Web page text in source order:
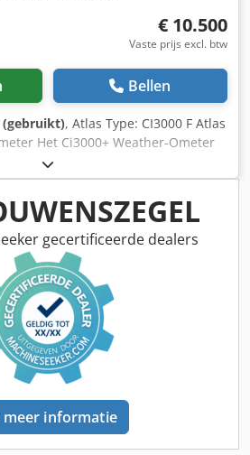
€ 10.500
Vaste prijs excl. btw
Bellen
, Atlas Type: CI3000 F Atlas
Het Ci3000+ Weather-Ometer
met geavanceerde digitale
Aozg Tmhoclsr vertegenwoordigen
in het gebruik van digitale en
in eenvoudig te bedienen
De 3000-
in de textiel-, verf- en
in de kunststofindustrie, erkend
nauwkeurige, reproduceerbare
voor de levensduurbepaling.
Testmethode zonlichtsimulatie
Toepassingen: Additieven
en afdichtmiddelen Architectuur en
Voeding en dranken Grafisch
coatings Fotovoltaïsch
en zonne-energie
Persluchtvoorziening Het
gecertificeerde dealers
meer informatie